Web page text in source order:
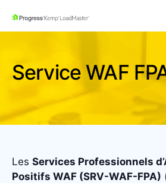
SKIP NAVIGATION
Service WAF
Les Services Professionnels
Positifs WAF (SRV-WAF-FPA)